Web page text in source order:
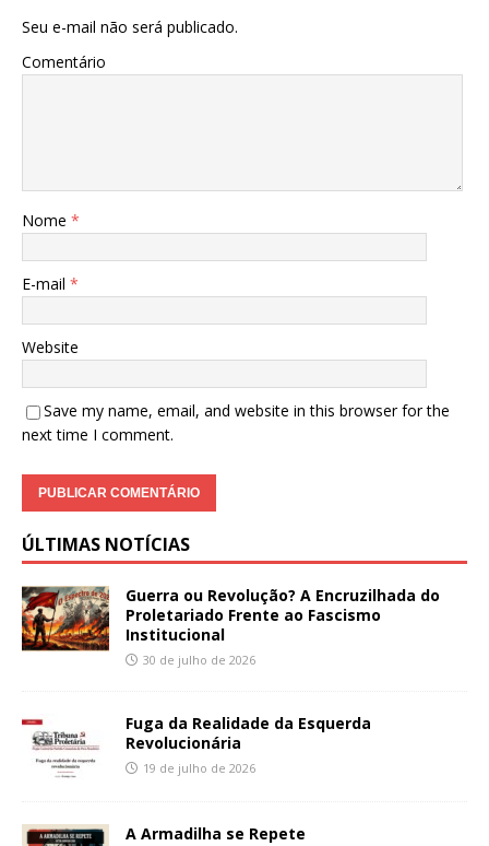
Seu e-mail não será publicado.
Comentário
Nome *
E-mail *
Website
Save my name, email, and website in this browser for the
next time I comment.
ÚLTIMAS NOTÍCIAS
Guerra ou Revolução? A Encruzilhada do
Proletariado Frente ao Fascismo
Institucional
30 de julho de 2026
Fuga da Realidade da Esquerda
Revolucionária
19 de julho de 2026
A Armadilha se Repete